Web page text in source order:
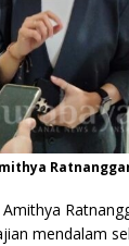
mendalam